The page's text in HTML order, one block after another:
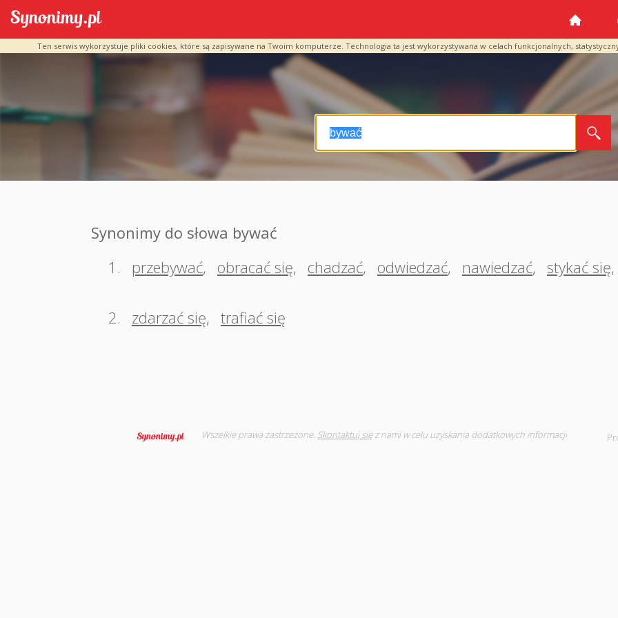
Ten serwis wykorzystuje pliki cookies, które są zapisywane na Twoim komputerze. Technologia ta jest wykorzystywana w celach funkcjonalnych,
Synonimy do słowa bywać
1.
przebywać, obracać się, chadzać, odwiedzać, nawiedzać, stykać się,
2. zdarzać się, trafiać się
Wszelkie prawa zastrzeżone. Skontaktuj sięz nami w celu uzyskania dodatkowych informacji